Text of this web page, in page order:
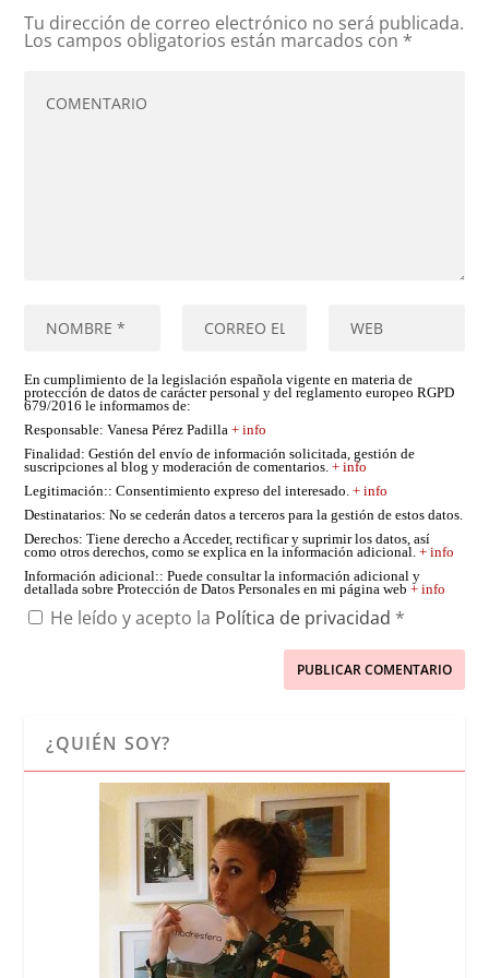
Tu dirección de correo electrónico no será publicada.
Los campos obligatorios están marcados con *
En cumplimiento de la legislación española vigente en materia de
protección de datos de carácter personal y del reglamento europeo RGPD
679/2016 le informamos de:
Responsable: Vanesa Pérez Padilla+ info
Finalidad: Gestión del envío de información solicitada, gestión de
suscripciones al blog y moderación de comentarios.+ info
Legitimación:: Consentimiento expreso del interesado.+ info
Destinatarios: No se cederán datos a terceros para la gestión de estos datos.
Derechos: Tiene derecho a Acceder, rectificar y suprimir los datos, así
como otros derechos, como se explica en la información adicional.+ info
Información adicional:: Puede consultar la información adicional y
detallada sobre Protección de Datos Personales en mi página web+ info
He leído y acepto la Política de privacidad *
¿QUIÉN SOY?